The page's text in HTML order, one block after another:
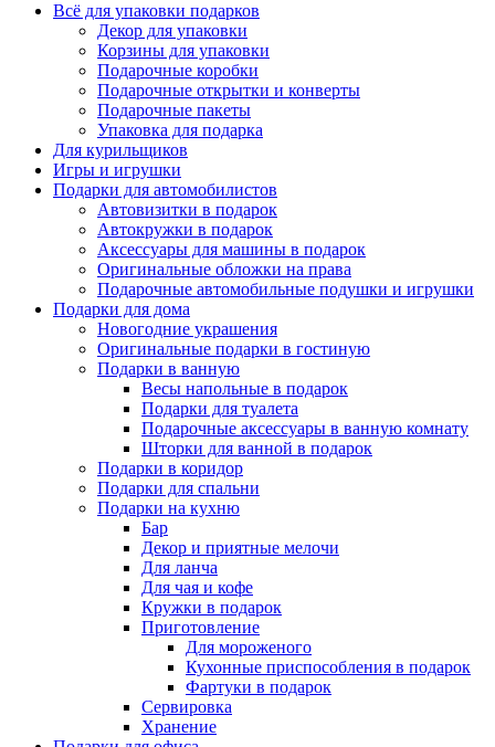
Всё для упаковки подарков
Декор для упаковки
Корзины для упаковки
Подарочные коробки
Подарочные открытки и конверты
Подарочные пакеты
Упаковка для подарка
Для курильщиков
Игры и игрушки
Подарки для автомобилистов
Автовизитки в подарок
Автокружки в подарок
Аксессуары для машины в подарок
Оригинальные обложки на права
Подарочные автомобильные подушки и игрушки
Подарки для дома
Новогодние украшения
Оригинальные подарки в гостиную
Подарки в ванную
Весы напольные в подарок
Подарки для туалета
Подарочные аксессуары в ванную комнату
Шторки для ванной в подарок
Подарки в коридор
Подарки для спальни
Подарки на кухню
Бар
Декор и приятные мелочи
Для ланча
Для чая и кофе
Кружки в подарок
Приготовление
Для мороженого
Кухонные приспособления в подарок
Фартуки в подарок
Сервировка
Хранение